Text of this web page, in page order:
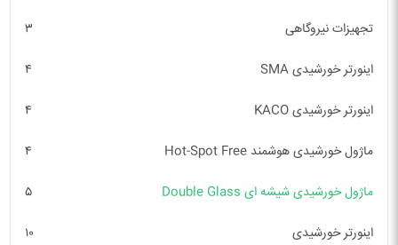
تجهیزات نیروگاهی ۳
اینورتر خورشیدی SMA ۴
اینورتر خورشیدی KACO ۴
ماژول خورشیدی هوشمند Hot-Spot Free ۴
ماژول خورشیدی شیشه ای Double Glass ۵
اینورتر خورشیدی ۱۰